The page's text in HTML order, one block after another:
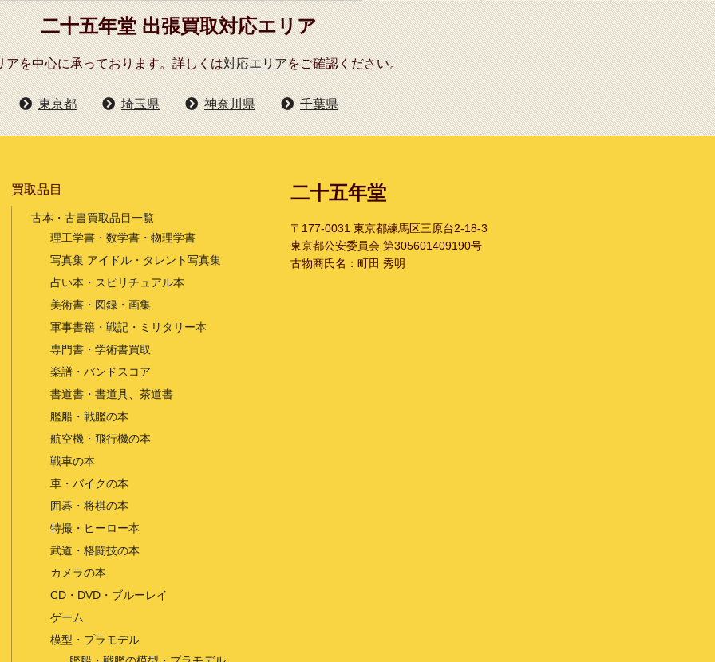
二十五年堂 出張買取対応エリア
アを中心に承っております。詳しくは対応エリアをご確認ください。
東京都 埼玉県 神奈川県 千葉県
買取品目
古本・古書買取品目一覧
理工学書・数学書・物理学書
写真集 アイドル・タレント写真集
占い本・スピリチュアル本
美術書・図録・画集
軍事書籍・戦記・ミリタリー本
専門書・学術書買取
楽譜・バンドスコア
書道書・書道具、茶道書
艦船・戦艦の本
航空機・飛行機の本
戦車の本
車・バイクの本
囲碁・将棋の本
特撮・ヒーロー本
武道・格闘技の本
カメラの本
CD・DVD・ブルーレイ
ゲーム
模型・プラモデル
二十五年堂
〒177-0031 東京都練馬区三原台2-18-3
東京都公安委員会 第305601409190号
古物商氏名：町田 秀明